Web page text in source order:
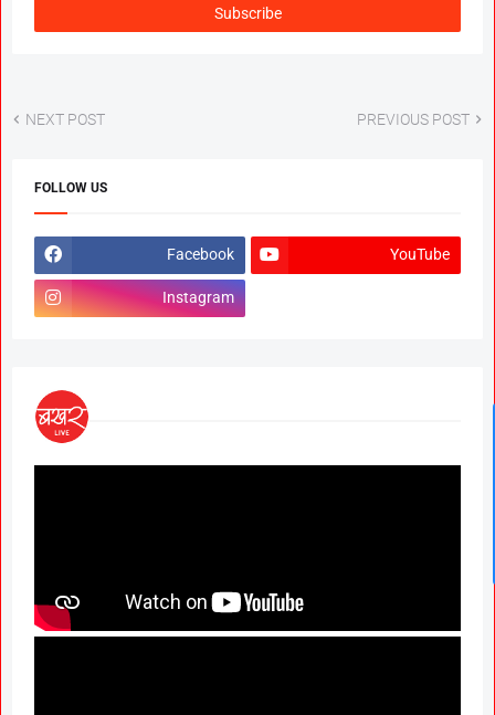
NEXT POST PREVIOUS POST
FOLLOW US
Facebook YouTube
Instagram